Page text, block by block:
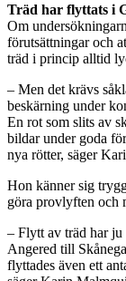
Träd har flyttats i
Om
förutsättningar och
träd i princip alltid
– Men det krävs
beskärning under
En rot som slits av
bildar under goda
nya rötter, säger
Hon känner sig
göra provlyften och
– Flytt av träd har
Angered till
flyttades även ett